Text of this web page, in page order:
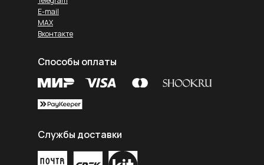
E-mail
MAX
Вконтакте
Службы доставки
Способы оплаты